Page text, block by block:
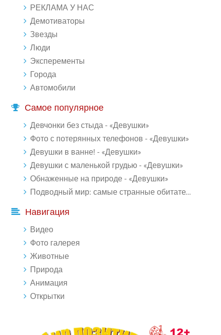
РЕКЛАМА У НАС
Демотиваторы
Звезды
Люди
Эксперементы
Города
Автомобили
Самое популярное
Девчонки без стыда - «Девушки»
Фото с потерянных телефонов - «Девушки»
Девушки в ванне! - «Девушки»
Девушки с маленькой грудью - «Девушки»
Обнаженные на природе - «Девушки»
Подводный мир: самые странные обитатели океана (18 фото)
Навигация
Видео
Фото галерея
Животные
Природа
Анимация
Открытки